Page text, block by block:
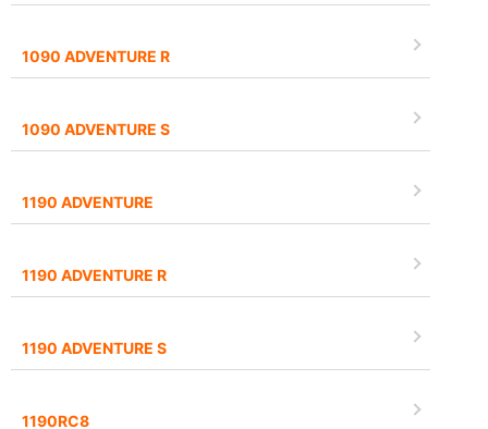
1090 ADVENTURE R
1090 ADVENTURE S
1190 ADVENTURE
1190 ADVENTURE R
1190 ADVENTURE S
1190RC8